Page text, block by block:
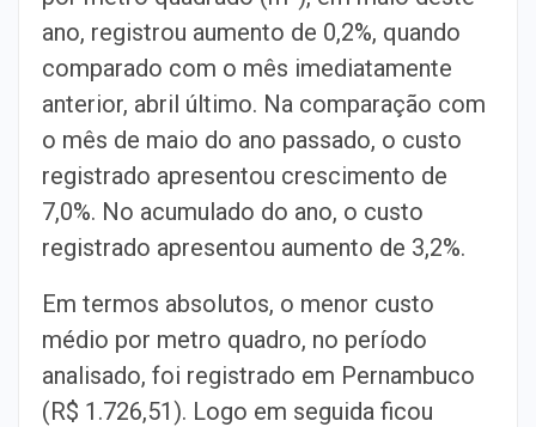
ano, registrou aumento de 0,2%, quando
comparado com o mês imediatamente
anterior, abril último. Na comparação com
o mês de maio do ano passado, o custo
registrado apresentou crescimento de
7,0%. No acumulado do ano, o custo
registrado apresentou aumento de 3,2%.
Em termos absolutos, o menor custo
médio por metro quadro, no período
analisado, foi registrado em Pernambuco
(R$ 1.726,51). Logo em seguida ficou